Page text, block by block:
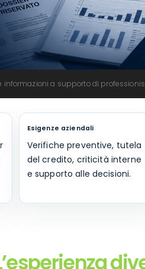
informazioni a supporto di
Esigenze aziendali
Verifiche preventive, tutela
del credito, criticità interne
e supporto alle decisioni.